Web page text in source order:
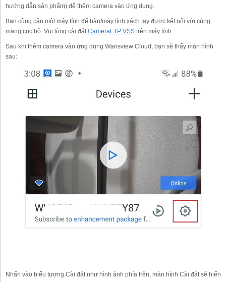
hướng dẫn sản phẩm) để thêm camera vào ứng dụng.
Bạn cũng cần một máy tính để bàn/máy tính xách tay được kết nối với cùng
mạng cục bộ. Vui lòng cài đặtCameraFTP VSS trên máy tính.
Sau khi thêm camera vào ứng dụng Wansview Cloud, bạn sẽ thấy màn hình
sau:
Nhấn vào biểu tượng Cài đặt như hình ảnh phía trên, màn hình Cài đặt sẽ hiển